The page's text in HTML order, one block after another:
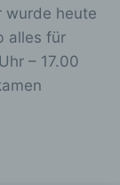
wurde heute
alles für
– 17.00